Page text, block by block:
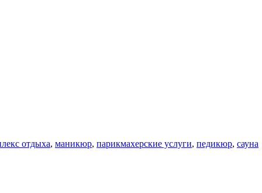
отдыха, маникюр, парикмахерские услуги, педикюр, сауна